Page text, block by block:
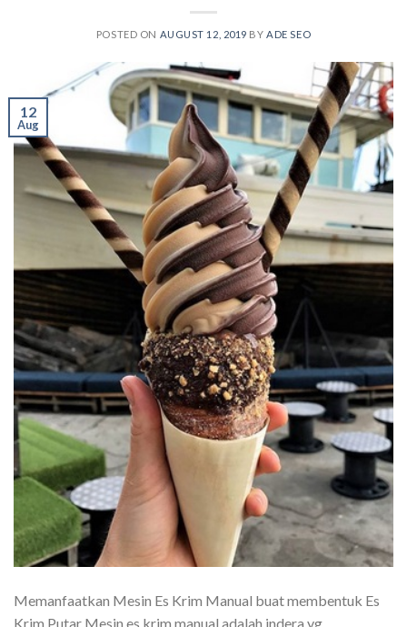
POSTED ON AUGUST 12, 2019 BYADE SEO
12
Aug
Memanfaatkan Mesin Es Krim Manual buat membentuk Es
Krim Putar Mesin es krim manual adalah indera yg